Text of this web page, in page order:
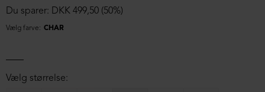
Du sparer: DKK 499,50 (50%)
Vælg farve: CHAR
Vælg størrelse: